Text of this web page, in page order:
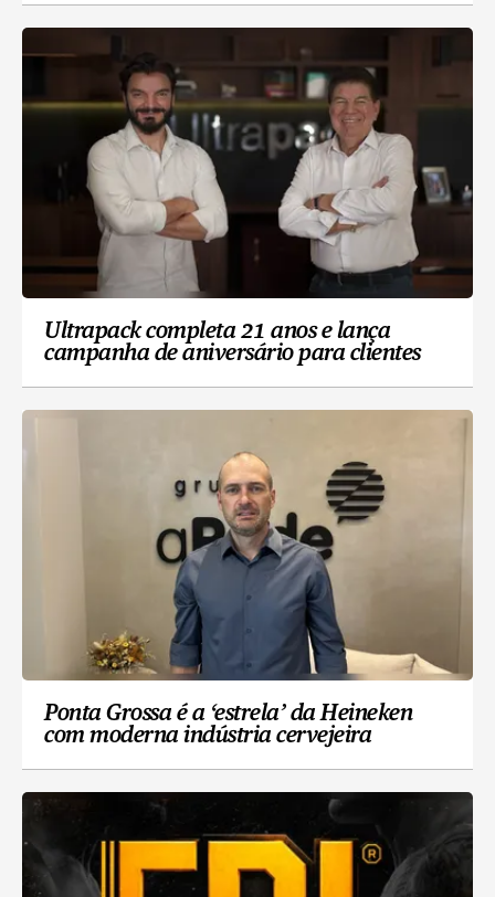
Ultrapack completa 21 anos e lança
campanha de aniversário para clientes
Ponta Grossa é a ‘estrela’ da Heineken
com moderna indústria cervejeira